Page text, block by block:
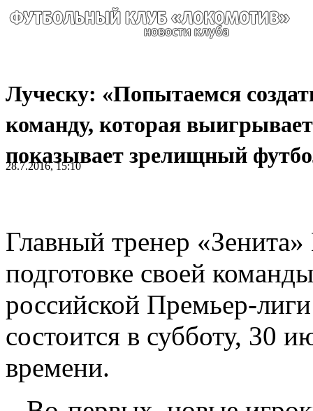
Луческу: «Попытаемся
команду, которая
показывает зрелищный
28.7.2016, 15:10
Главный тренер
подготовке своей
российской Премьер-
состоится в субботу, 30
времени.